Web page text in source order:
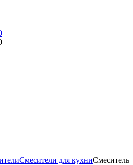
Смесители для кухниСмеситель